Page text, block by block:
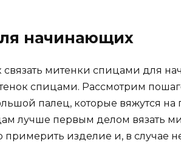
начинающих
связать митенки спицами для
спицами. Рассмотрим
палец, которые вяжутся на
лучше первым делом вязать
изделие и, в случае